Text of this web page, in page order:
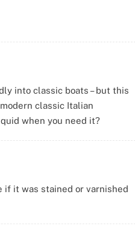
into classic boats – but this
classic Italian
when you need it?
if it was stained or varnished